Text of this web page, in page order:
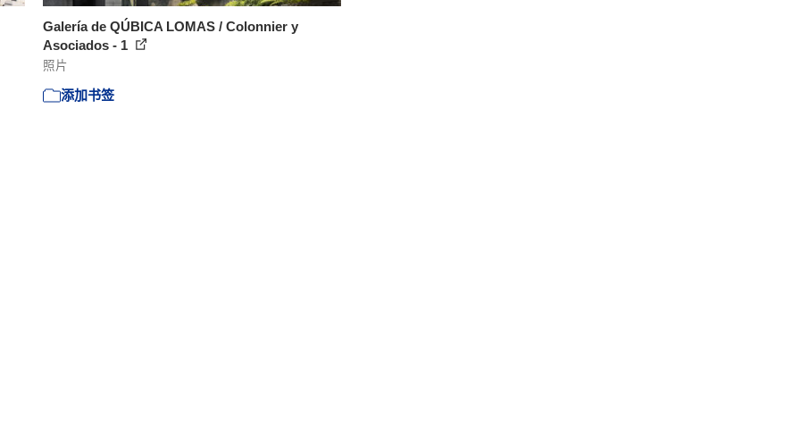
Galería de QÚBICA LOMAS / Colonnier y
Asociados - 1
照片
添加书签